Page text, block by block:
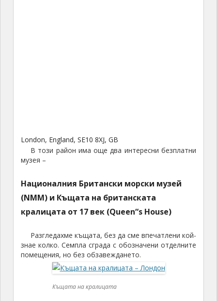
London, England, SE10 8XJ, GB
В този район има още два интересни безплатни
музея –
Националния Британски морски музей
(NMM) и Къщата на британската
кралицата от 17 век (Queen“s House)
Разгледахме къщата, без да сме впечатлени кой-
знае колко. Семпла сграда с обозначени отделните
помещения, но без обзавеждането.
Къщата на кралицата